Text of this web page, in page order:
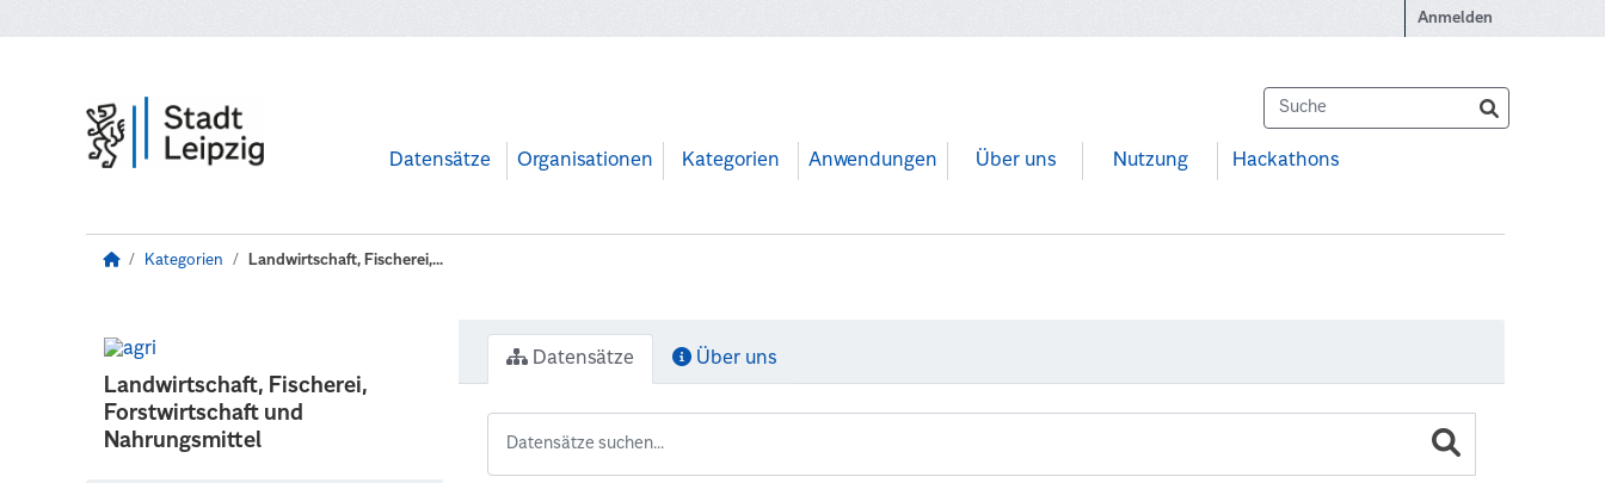
Anmelden
Datensätze Organisationen Kategorien Anwendungen Über uns Nutzung Hackathons
Kategorien Landwirtschaft, Fischerei,...
Landwirtschaft, Fischerei,
Forstwirtschaft und
Nahrungsmittel
Datensätze Über uns